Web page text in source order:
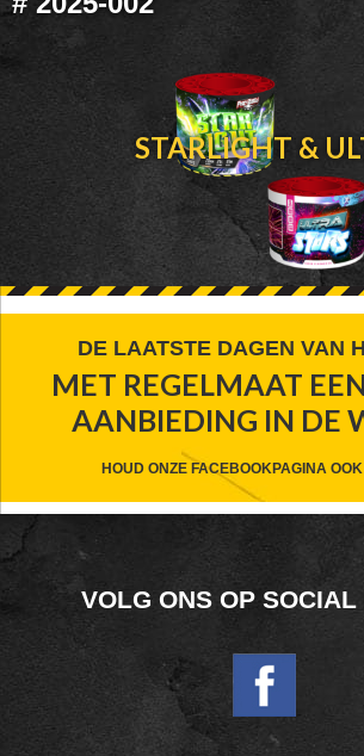
STARLIGHT &
FOOTER
WIDGET
HEADER
DE LAATSTE DAGEN VAN
MET REGELMAAT
AANBIEDING IN DE
HOUD ONZE FACEBOOKPAGINA
FOOTER
WIDGET
HEADER
SOCIAL
VOLG ONS OP SOCIAL